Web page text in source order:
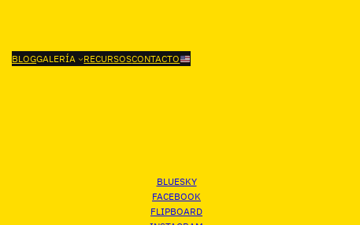
BLOGGALERÍA RECURSOSCONTACTO
BLUESKY
FACEBOOK
FLIPBOARD